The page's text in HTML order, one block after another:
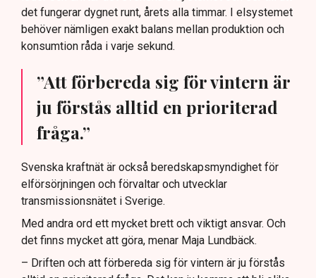
det fungerar dygnet runt, årets alla timmar. I elsystemet
behöver nämligen exakt balans mellan produktion och
konsumtion råda i varje sekund.
”Att förbereda sig för vintern är
ju förstås alltid en prioriterad
fråga.”
Svenska kraftnät är också beredskapsmyndighet för
elförsörjningen och förvaltar och utvecklar
transmissionsnätet i Sverige.
Med andra ord ett mycket brett och viktigt ansvar. Och
det finns mycket att göra, menar Maja Lundbäck.
– Driften och att förbereda sig för vintern är ju förstås